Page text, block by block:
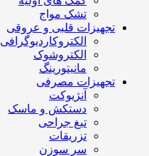
تشک مواج
تجهیزات قلبی و عروقی
الکتروکاردیوگرافی ECG
الکتروشوک
مانیتورینگ
تجهیزات مصرفی
آنژیوکت
دستکش و ماسک
تیغ جراحی
تزریقات
سر سوزن